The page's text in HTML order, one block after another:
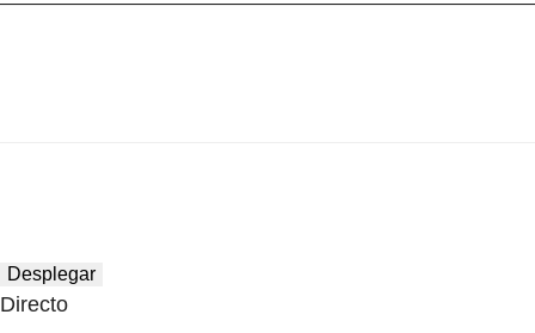
Desplegar
Directo